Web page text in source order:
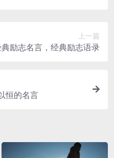
上一篇
励志名言，经典励志语录
恒的名言